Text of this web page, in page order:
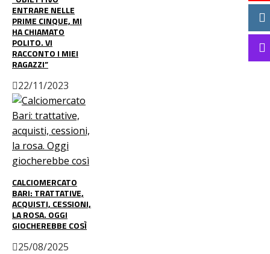
ENTRARE NELLE
PRIME CINQUE, MI
HA CHIAMATO
POLITO. VI
RACCONTO I MIEI
RAGAZZI”
22/11/2023
CALCIOMERCATO
BARI: TRATTATIVE,
ACQUISTI, CESSIONI,
LA ROSA. OGGI
GIOCHEREBBE COSÌ
25/08/2025